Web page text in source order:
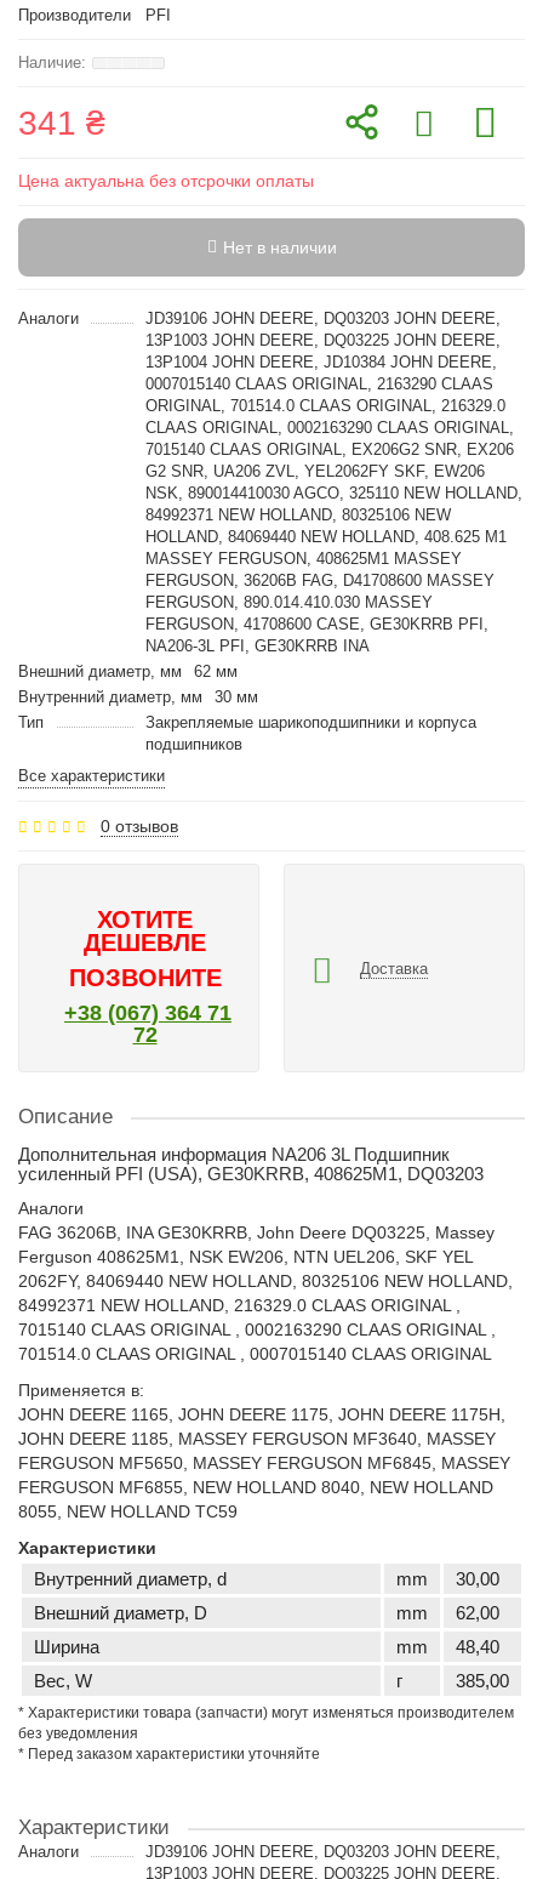
Производители
PFI
341 ₴
Цена актуальна без отсрочки оплаты
Нет в наличии
Аналоги
JD39106 JOHN DEERE, DQ03203 JOHN DEERE,
13P1003 JOHN DEERE, DQ03225 JOHN DEERE,
13P1004 JOHN DEERE, JD10384 JOHN DEERE,
0007015140 CLAAS ORIGINAL, 2163290 CLAAS
ORIGINAL, 701514.0 CLAAS ORIGINAL, 216329.0
CLAAS ORIGINAL, 0002163290 CLAAS ORIGINAL,
7015140 CLAAS ORIGINAL, EX206G2 SNR, EX206
G2 SNR, UA206 ZVL, YEL2062FY SKF, EW206
NSK, 890014410030 AGCO, 325110 NEW HOLLAND,
84992371 NEW HOLLAND, 80325106 NEW
HOLLAND, 84069440 NEW HOLLAND, 408.625 M1
MASSEY FERGUSON, 408625M1 MASSEY
FERGUSON, 36206B FAG, D41708600 MASSEY
FERGUSON, 890.014.410.030 MASSEY
FERGUSON, 41708600 CASE, GE30KRRB PFI,
NA206-3L PFI, GE30KRRB INA
Внешний диаметр, мм
62 мм
Внутренний диаметр, мм
30 мм
Тип
Закрепляемые шарикоподшипники и корпуса
подшипников
Все характеристики
0 отзывов
ХОТИТЕ
ДЕШЕВЛЕ
ПОЗВОНИТЕ
+38 (067) 364 71
72
Доставка
Описание
Дополнительная информация NA206 3L Подшипник
усиленный PFI (USA), GE30KRRB, 408625M1, DQ03203
Аналоги
FAG 36206B, INA GE30KRRB, John Deere DQ03225, Massey
Ferguson 408625M1, NSK EW206, NTN UEL206, SKF YEL
2062FY, 84069440 NEW HOLLAND, 80325106 NEW HOLLAND,
84992371 NEW HOLLAND, 216329.0 CLAAS ORIGINAL ,
7015140 CLAAS ORIGINAL , 0002163290 CLAAS ORIGINAL ,
701514.0 CLAAS ORIGINAL , 0007015140 CLAAS ORIGINAL
Применяется в:
JOHN DEERE 1165, JOHN DEERE 1175, JOHN DEERE 1175H,
JOHN DEERE 1185, MASSEY FERGUSON MF3640, MASSEY
FERGUSON MF5650, MASSEY FERGUSON MF6845, MASSEY
FERGUSON MF6855, NEW HOLLAND 8040, NEW HOLLAND
8055, NEW HOLLAND TC59
Характеристики
Внутренний диаметр, d mm
30,00
Внешний диаметр, D
mm
62,00
Ширина
mm
48,40
Вес, W
г 385,00
* Характеристики товара (запчасти) могут изменяться производителем
без уведомления
* Перед заказом характеристики уточняйте
Характеристики
Аналоги
JD39106 JOHN DEERE, DQ03203 JOHN DEERE,
13P1003 JOHN DEERE, DQ03225 JOHN DEERE,